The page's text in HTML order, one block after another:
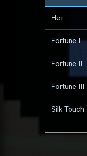
Нет
Fortune I
Fortune II
Fortune III
Silk Touch